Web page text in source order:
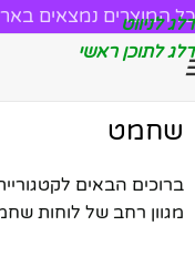
דלג לניווט
דלג לתוכן ראשי
כל המוצרים נמצאים
שחמט
ברוכים הבאים
מגוון רחב של לוחות